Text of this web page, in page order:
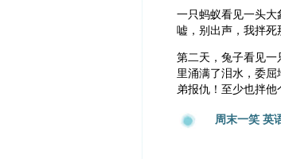
一只蚂蚁看见一头大
嘘，别出声，我拌死
第二天，兔子看见一
里涌满了泪水，委
弟报仇！至少也拌他
周末一笑 英